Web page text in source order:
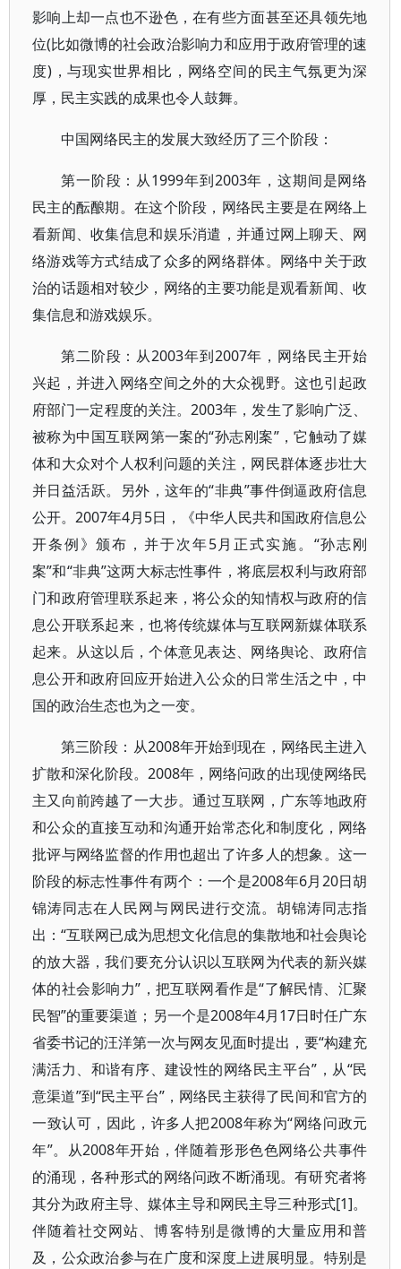
影响上却一点也不逊色，在有些方面甚至还具领先地
位(比如微博的社会政治影响力和应用于政府管理的速
度)，与现实世界相比，网络空间的民主气氛更为深
厚，民主实践的成果也令人鼓舞。
中国网络民主的发展大致经历了三个阶段：
第一阶段：从1999年到2003年，这期间是网络
民主的酝酿期。在这个阶段，网络民主要是在网络上
看新闻、收集信息和娱乐消遣，并通过网上聊天、网
络游戏等方式结成了众多的网络群体。网络中关于政
治的话题相对较少，网络的主要功能是观看新闻、收
集信息和游戏娱乐。
第二阶段：从2003年到2007年，网络民主开始
兴起，并进入网络空间之外的大众视野。这也引起政
府部门一定程度的关注。2003年，发生了影响广泛、
被称为中国互联网第一案的“孙志刚案”，它触动了媒
体和大众对个人权利问题的关注，网民群体逐步壮大
并日益活跃。另外，这年的“非典”事件倒逼政府信息
公开。2007年4月5日，《中华人民共和国政府信息公
开条例》颁布，并于次年5月正式实施。“孙志刚
案”和“非典”这两大标志性事件，将底层权利与政府部
门和政府管理联系起来，将公众的知情权与政府的信
息公开联系起来，也将传统媒体与互联网新媒体联系
起来。从这以后，个体意见表达、网络舆论、政府信
息公开和政府回应开始进入公众的日常生活之中，中
国的政治生态也为之一变。
第三阶段：从2008年开始到现在，网络民主进入
扩散和深化阶段。2008年，网络问政的出现使网络民
主又向前跨越了一大步。通过互联网，广东等地政府
和公众的直接互动和沟通开始常态化和制度化，网络
批评与网络监督的作用也超出了许多人的想象。这一
阶段的标志性事件有两个：一个是2008年6月20日胡
锦涛同志在人民网与网民进行交流。胡锦涛同志指
出：“互联网已成为思想文化信息的集散地和社会舆论
的放大器，我们要充分认识以互联网为代表的新兴媒
体的社会影响力”，把互联网看作是“了解民情、汇聚
民智”的重要渠道；另一个是2008年4月17日时任广东
省委书记的汪洋第一次与网友见面时提出，要“构建充
满活力、和谐有序、建设性的网络民主平台”，从“民
意渠道”到“民主平台”，网络民主获得了民间和官方的
一致认可，因此，许多人把2008年称为“网络问政元
年”。从2008年开始，伴随着形形色色网络公共事件
的涌现，各种形式的网络问政不断涌现。有研究者将
其分为政府主导、媒体主导和网民主导三种形式[1]。
伴随着社交网站、博客特别是微博的大量应用和普
及，公众政治参与在广度和深度上进展明显。特别是